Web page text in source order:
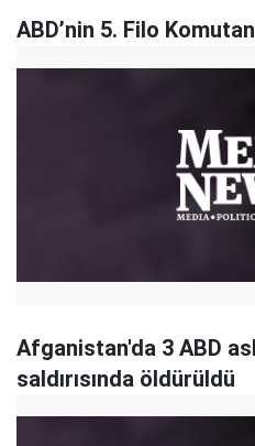
ABD’nin 5. Filo
Afganistan'da 3 ABD
saldırısında öldürüldü